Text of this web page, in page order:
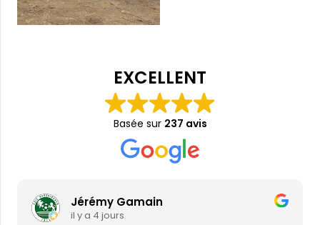
EXCELLENT
Basée sur 237 avis
Jérémy Gamain
il y a 4 jours